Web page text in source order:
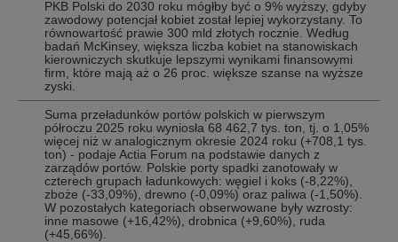
PKB Polski do 2030 roku mógłby być o 9% wyższy, gdyby
zawodowy potencjał kobiet został lepiej wykorzystany. To
równowartość prawie 300 mld złotych rocznie. Według
badań McKinsey, większa liczba kobiet na stanowiskach
kierowniczych skutkuje lepszymi wynikami finansowymi
firm, które mają aż o 26 proc. większe szanse na wyższe
zyski.
Suma przeładunków portów polskich w pierwszym
półroczu 2025 roku wyniosła 68 462,7 tys. ton, tj. o 1,05%
więcej niż w analogicznym okresie 2024 roku (+708,1 tys.
ton) - podaje Actia Forum na podstawie danych z
zarządów portów. Polskie porty spadki zanotowały w
czterech grupach ładunkowych: węgiel i koks (-8,22%),
zboże (-33,09%), drewno (-0,09%) oraz paliwa (-1,50%).
W pozostałych kategoriach obserwowane były wzrosty:
inne masowe (+16,42%), drobnica (+9,60%), ruda
(+45,66%).